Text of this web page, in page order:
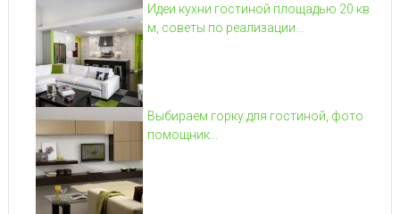
Идеи кухни гостиной площадью 20 кв
м, советы по реализации...
Выбираем горку для гостиной, фото
помощник...